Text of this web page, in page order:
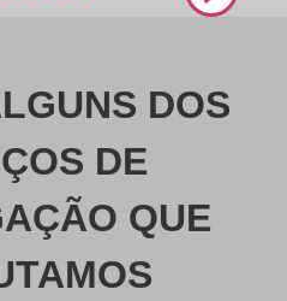
DOS
DE
QUE